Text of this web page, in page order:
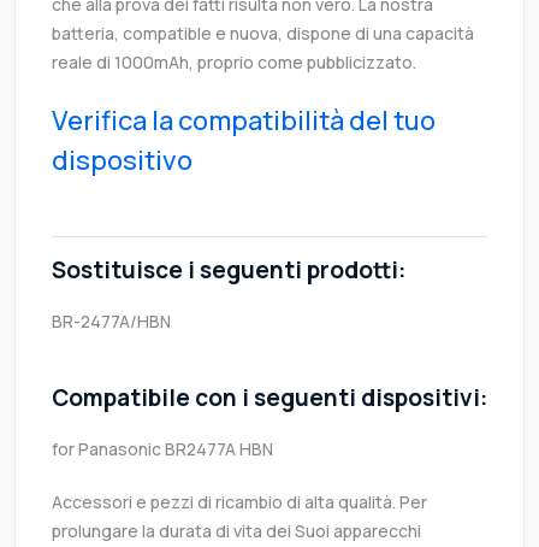
che alla prova dei fatti risulta non vero. La nostra
batteria, compatible e nuova, dispone di una capacità
reale di 1000mAh, proprio come pubblicizzato.
Verifica la compatibilità del tuo
dispositivo
Sostituisce i seguenti prodotti:
BR-2477A/HBN
Compatibile con i seguenti dispositivi:
for Panasonic BR2477A HBN
Accessori e pezzi di ricambio di alta qualità. Per
prolungare la durata di vita dei Suoi apparecchi